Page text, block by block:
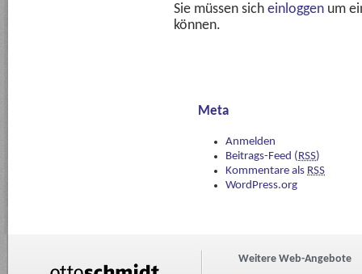
Sie müssen sich einloggen um
können.
Meta
Anmelden
Beitrags-Feed (RSS)
Kommentare als RSS
WordPress.org
Weitere Web-Angebote